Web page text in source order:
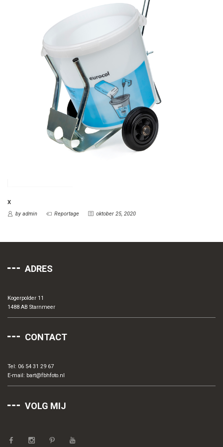
X
by admin
Reportage oktober 25, 2020
ADRES
Kogerpolder 11
1488 AB Starnmeer
CONTACT
Tel: 06 54 31 29 67
E-mail: bart@fbhfoto.nl
VOLG MIJ